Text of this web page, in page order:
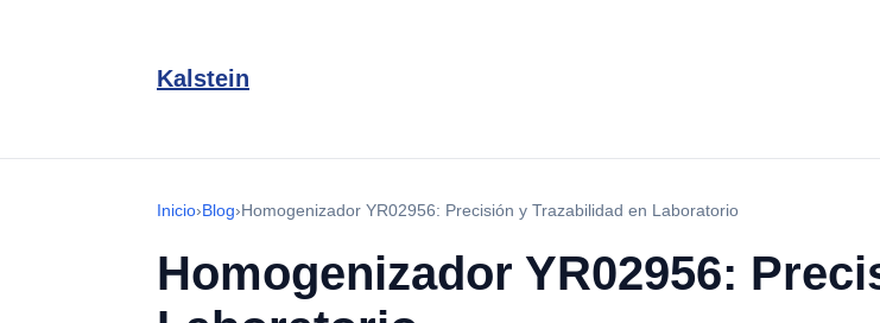
Kalstein
Inicio›Blog›Homogenizador YR02956: Precisión y Trazabilidad en Laboratorio
Homogenizador YR02956: